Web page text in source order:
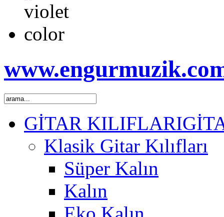
GİTAR KILIFLARI
Klasik Gitar Kılıfları
Süper Kalın
Kalın